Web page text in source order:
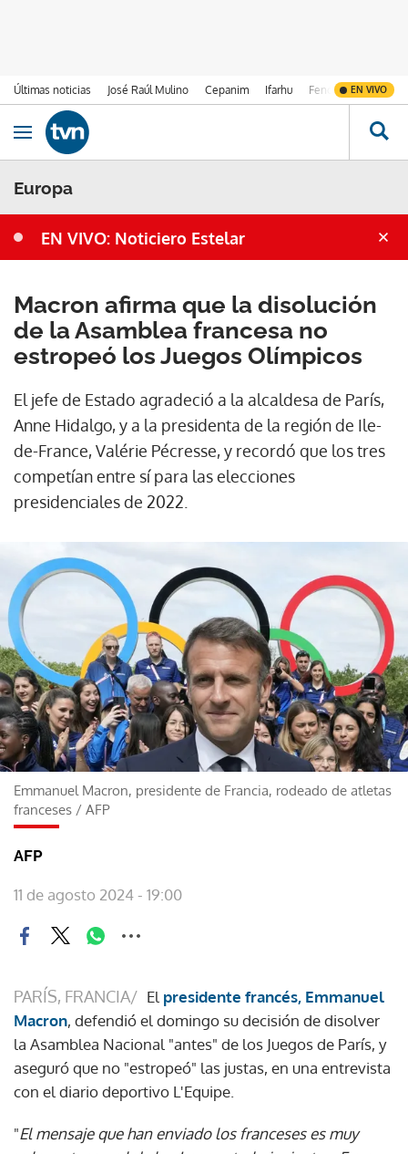
Últimas noticias José Raúl Mulino Cepanim Ifarhu Fenómeno de El
EN VIVO
Ir al contenido
Obrir navegació
Europa
EN VIVO: Noticiero Estelar
Macron afirma que la disolución
de la Asamblea francesa no
estropeó los Juegos Olímpicos
El jefe de Estado agradeció a la alcaldesa de París,
Anne Hidalgo, y a la presidenta de la región de Ile-
de-France, Valérie Pécresse, y recordó que los tres
competían entre sí para las elecciones
presidenciales de 2022.
Emmanuel Macron, presidente de Francia, rodeado de atletas
franceses / AFP
AFP
11 de agosto 2024 - 19:00
PARÍS, FRANCIA/ El presidente francés, Emmanuel
Macron, defendió el domingo su decisión de disolver
la Asamblea Nacional "antes" de los Juegos de París, y
aseguró que no "estropeó" las justas, en una entrevista
con el diario deportivo L'Equipe.
"El mensaje que han enviado los franceses es muy